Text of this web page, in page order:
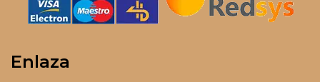
Enlaza